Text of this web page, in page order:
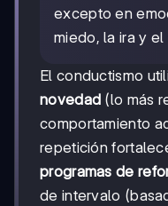
excepto en
miedo, la ira y el
El conductismo
novedad (lo más
comportamiento
repetición
programas de
de intervalo